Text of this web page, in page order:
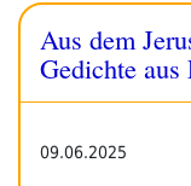
Aus dem
Gedichte aus
09.06.2025